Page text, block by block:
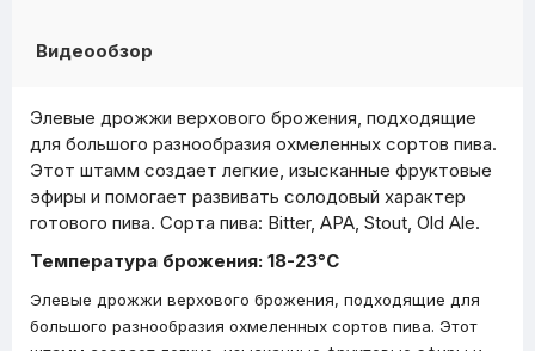
Видеообзор
Элевые дрожжи верхового брожения, подходящие
для большого разнообразия охмеленных сортов пива.
Этот штамм создает легкие, изысканные фруктовые
эфиры и помогает развивать солодовый характер
готового пива. Cорта пива: Bitter, APA, Stout, Old Ale.
Температура брожения: 18-23°C
Элевые дрожжи верхового брожения, подходящие для
большого разнообразия охмеленных сортов пива. Этот